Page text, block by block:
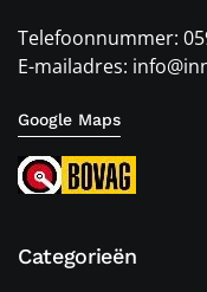
Telefoonnummer:
E-mailadres:
Google Maps
Categorieën